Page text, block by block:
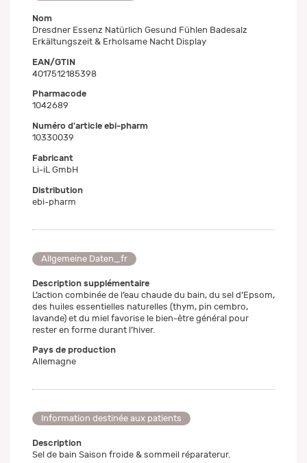
Nom
Dresdner Essenz Natürlich Gesund Fühlen Badesalz
Erkältungszeit & Erholsame Nacht Display
EAN/GTIN
4017512185398
Pharmacode
1042689
Numéro d'article ebi-pharm
10330039
Fabricant
Li-iL GmbH
Distribution
ebi-pharm
Allgemeine Daten_fr
Description supplémentaire
L’action combinée de l’eau chaude du bain, du sel d’Epsom,
des huiles essentielles naturelles (thym, pin cembro,
lavande) et du miel favorise le bien-être général pour
rester en forme durant l’hiver.
Pays de production
Allemagne
Information destinée aux patients
Description
Sel de bain Saison froide & sommeil réparaterur.